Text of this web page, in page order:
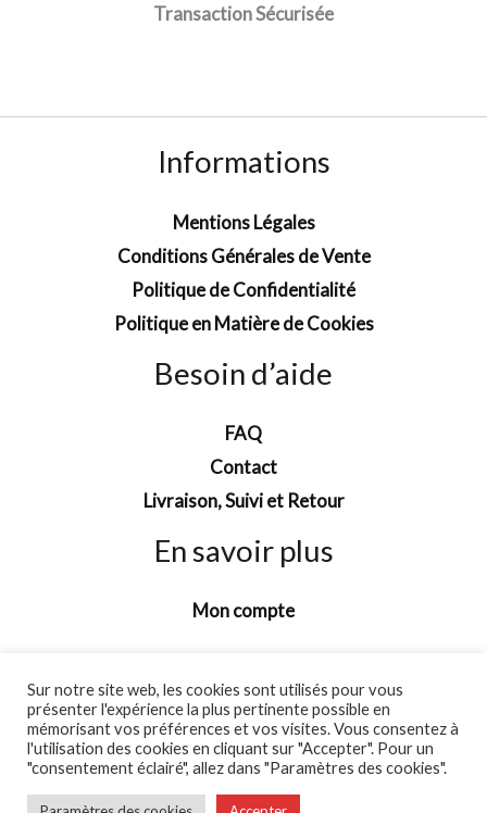
Transaction Sécurisée
Informations
Mentions Légales
Conditions Générales de Vente
Politique de Confidentialité
Politique en Matière de Cookies
Besoin d’aide
FAQ
Contact
Livraison, Suivi et Retour
En savoir plus
Mon compte
Sur notre site web, les cookies sont utilisés pour vous
présenter l'expérience la plus pertinente possible en
mémorisant vos préférences et vos visites. Vous consentez à
l'utilisation des cookies en cliquant sur "Accepter". Pour un
"consentement éclairé", allez dans "Paramètres des cookies".